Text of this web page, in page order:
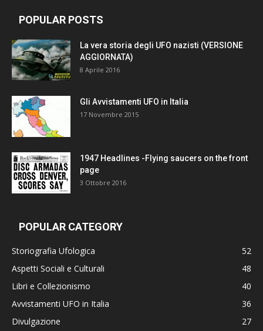
POPULAR POSTS
La vera storia degli UFO nazisti (VERSIONE
AGGIORNATA)
8 Aprile 2016
Gli Avvistamenti UFO in Italia
17 Novembre 2015
1947 Headlines -Flying saucers on the front
page
3 Ottobre 2016
POPULAR CATEGORY
Storiografia Ufologica
52
Aspetti Sociali e Culturali
48
Libri e Collezionismo
40
Avvistamenti UFO in Italia
36
Divulgazione
27